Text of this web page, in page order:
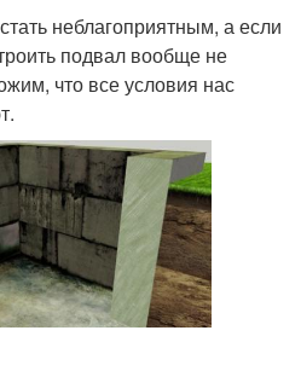
неблагоприятным, а если
подвал вообще не
что все условия нас